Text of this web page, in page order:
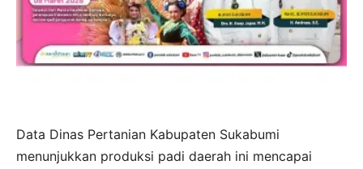
Data Dinas Pertanian Kabupaten Sukabumi
menunjukkan produksi padi daerah ini mencapai